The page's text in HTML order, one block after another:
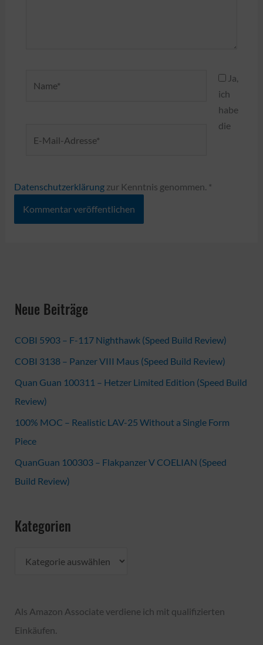
Mail-
Ja,
ich
habe
die
Datenschutzerklärungzur Kenntnis genommen. *
Neue Beiträge
COBI 5903 – F-117 Nighthawk (Speed Build Review)
COBI 3138 – Panzer VIII Maus (Speed Build Review)
Quan Guan 100311 – Hetzer Limited Edition (Speed Build
Review)
100% MOC – Realistic LAV-25 Without a Single Form
Piece
QuanGuan 100303 – Flakpanzer V COELIAN (Speed
Build Review)
Kategorien
e
g
Als Amazon Associate verdiene ich mit qualifizierten
Einkäufen.